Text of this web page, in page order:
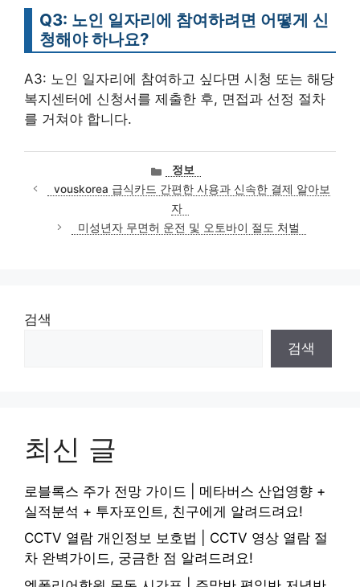
Q3: 노인 일자리에 참여하려면 어떻게 신
청해야 하나요?
A3: 노인 일자리에 참여하고 싶다면 시청 또는 해당
복지센터에 신청서를 제출한 후, 면접과 선정 절차
를 거쳐야 합니다.
카
테
고
리
정보
vouskorea 급식카드 간편한 사용과 신속한 결제 알아보
자
미성년자 무면허 운전 및 오토바이 절도 처벌
검색
검색
최신 글
로블록스 주가 전망 가이드 | 메타버스 산업영향 +
실적분석 + 투자포인트, 친구에게 알려드려요!
CCTV 열람 개인정보 보호법 | CCTV 영상 열람 절
차 완벽가이드, 궁금한 점 알려드려요!